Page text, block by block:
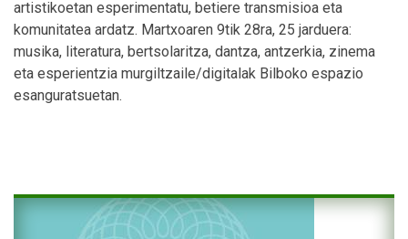
artistikoetan esperimentatu, betiere transmisioa eta
komunitatea ardatz. Martxoaren 9tik 28ra, 25 jarduera:
musika, literatura, bertsolaritza, dantza, antzerkia, zinema
eta esperientzia murgiltzaile/digitalak Bilboko espazio
esanguratsuetan.